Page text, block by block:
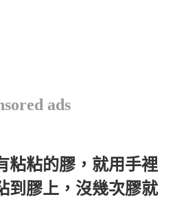
ads
粘粘的膠，就用手裡
到膠上，沒幾次膠就